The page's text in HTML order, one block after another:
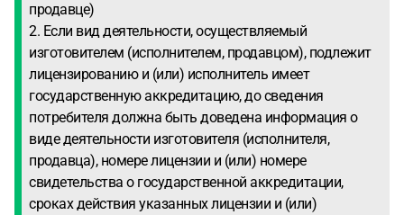
продавце)
2. Если вид деятельности, осуществляемый
изготовителем (исполнителем, продавцом), подлежит
лицензированию и (или) исполнитель имеет
государственную аккредитацию, до сведения
потребителя должна быть доведена информация о
виде деятельности изготовителя (исполнителя,
продавца), номере лицензии и (или) номере
свидетельства о государственной аккредитации,
сроках действия указанных лицензии и (или)